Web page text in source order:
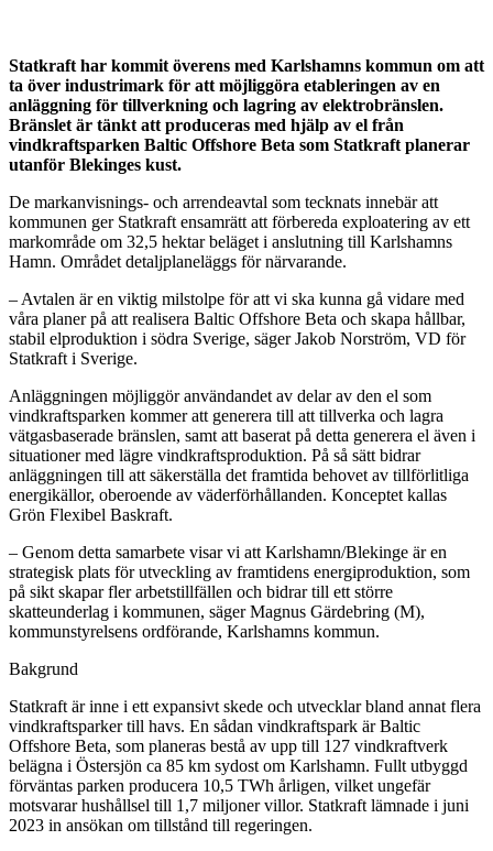
Statkraft har kommit överens med Karlshamns kommun om att
ta över industrimark för att möjliggöra etableringen av en
anläggning för tillverkning och lagring av elektrobränslen.
Bränslet är tänkt att produceras med hjälp av el från
vindkraftsparken Baltic Offshore Beta som Statkraft planerar
utanför Blekinges kust.
De markanvisnings- och arrendeavtal som tecknats innebär att
kommunen ger Statkraft ensamrätt att förbereda exploatering av ett
markområde om 32,5 hektar beläget i anslutning till Karlshamns
Hamn. Området detaljplaneläggs för närvarande.
– Avtalen är en viktig milstolpe för att vi ska kunna gå vidare med
våra planer på att realisera Baltic Offshore Beta och skapa hållbar,
stabil elproduktion i södra Sverige, säger Jakob Norström, VD för
Statkraft i Sverige.
Anläggningen möjliggör användandet av delar av den el som
vindkraftsparken kommer att generera till att tillverka och lagra
vätgasbaserade bränslen, samt att baserat på detta generera el även i
situationer med lägre vindkraftsproduktion. På så sätt bidrar
anläggningen till att säkerställa det framtida behovet av tillförlitliga
energikällor, oberoende av väderförhållanden. Konceptet kallas
Grön Flexibel Baskraft.
– Genom detta samarbete visar vi att Karlshamn/Blekinge är en
strategisk plats för utveckling av framtidens energiproduktion, som
på sikt skapar fler arbetstillfällen och bidrar till ett större
skatteunderlag i kommunen, säger Magnus Gärdebring (M),
kommunstyrelsens ordförande, Karlshamns kommun.
Bakgrund
Statkraft är inne i ett expansivt skede och utvecklar bland annat flera
vindkraftsparker till havs. En sådan vindkraftspark är Baltic
Offshore Beta, som planeras bestå av upp till 127 vindkraftverk
belägna i Östersjön ca 85 km sydost om Karlshamn. Fullt utbyggd
förväntas parken producera 10,5 TWh årligen, vilket ungefär
motsvarar hushållsel till 1,7 miljoner villor. Statkraft lämnade i juni
2023 in ansökan om tillstånd till regeringen.